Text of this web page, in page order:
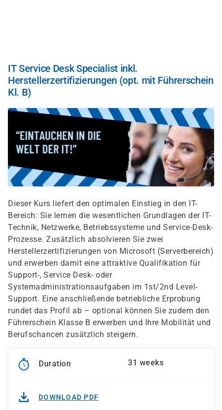
IT Service Desk Specialist inkl.
Herstellerzertifizierungen (opt. mit Führerschein
Kl. B)
Dieser Kurs liefert den optimalen Einstieg in den IT-
Bereich: Sie lernen die wesentlichen Grundlagen der IT-
Technik, Netzwerke, Betriebssysteme und Service-Desk-
Prozesse. Zusätzlich absolvieren Sie zwei
Herstellerzertifizierungen von Microsoft (Serverbereich)
und erwerben damit eine attraktive Qualifikation für
Support-, Service Desk- oder
Systemadministrationsaufgaben im 1st/2nd Level‐
Support. Eine anschließende betriebliche Erprobung
rundet das Profil ab – optional können Sie zudem den
Führerschein Klasse B erwerben und Ihre Mobilität und
Berufschancen zusätzlich steigern.
Duration 31 weeks
DOWNLOAD PDF